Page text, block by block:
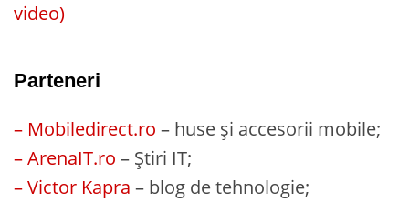
video)
Parteneri
– Mobiledirect.ro – huse și accesorii mobile;
– ArenaIT.ro – Știri IT;
– Victor Kapra – blog de tehnologie;